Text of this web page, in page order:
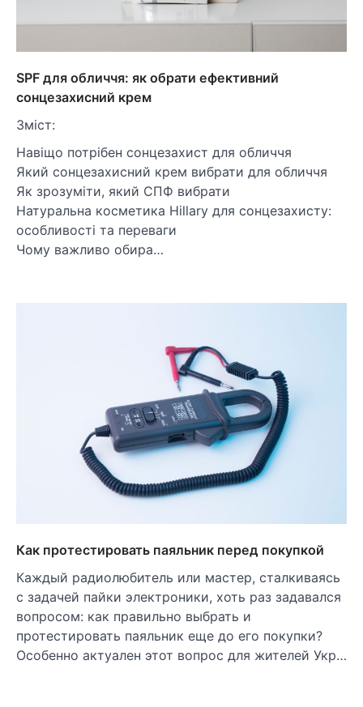
SPF для обличчя: як обрати ефективний
сонцезахисний крем
Зміст:
Навіщо потрібен сонцезахист для обличчя
Який сонцезахисний крем вибрати для обличчя
Як зрозуміти, який СПФ вибрати
Натуральна косметика Hillary для сонцезахисту:
особливості та переваги
Чому важливо обира…
Как протестировать паяльник перед покупкой
Каждый радиолюбитель или мастер, сталкиваясь
с задачей пайки электроники, хоть раз задавался
вопросом: как правильно выбрать и
протестировать паяльник еще до его покупки?
Особенно актуален этот вопрос для жителей Укр…